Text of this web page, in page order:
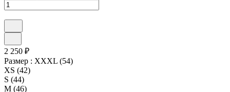
2 250 ₽
Размер : XXXL (54)
XS (42)
S (44)
M (46)